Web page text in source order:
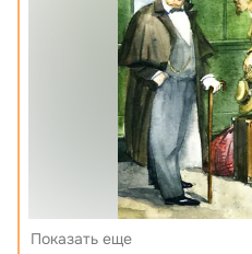
Показать еще